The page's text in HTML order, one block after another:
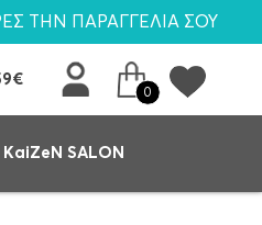
ΤΗΝ ΠΑΡΑΓΓΕΛΙΑ ΣΟΥ
0
KaiZeN SALON